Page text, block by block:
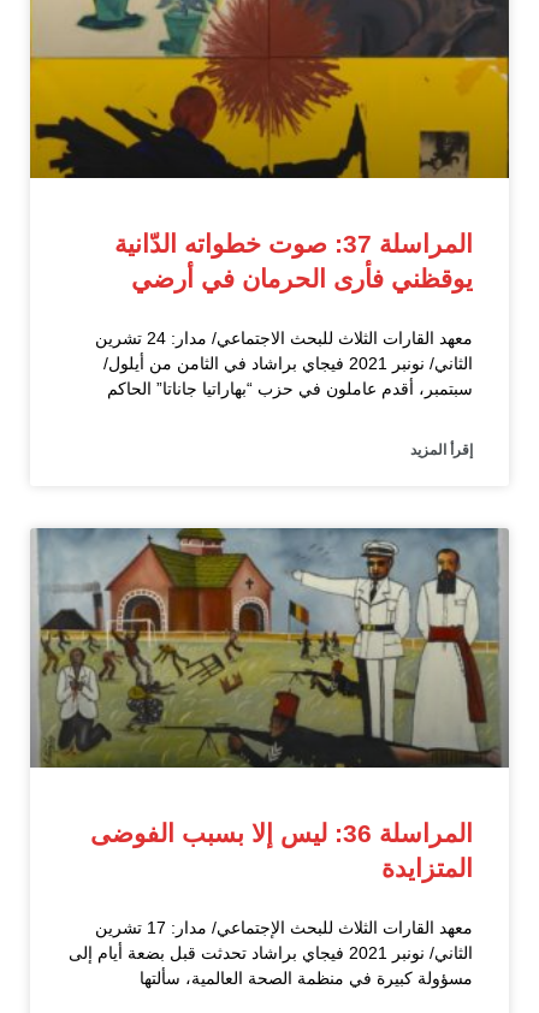
المراسلة 37: صوت خطواته الدّانية
يوقظني فأرى الحرمان في أرضي
معهد القارات الثلاث للبحث الاجتماعي/ مدار: 24 تشرين
الثاني/ نونبر 2021 فيجاي براشاد في الثامن من أيلول/
سبتمبر، أقدم عاملون في حزب “بهاراتيا جاناتا” الحاكم
إقرأ المزيد
المراسلة 36: ليس إلا بسبب الفوضى
المتزايدة
معهد القارات الثلاث للبحث الإجتماعي/ مدار: 17 تشرين
الثاني/ نونبر 2021 فيجاي براشاد تحدثت قبل بضعة أيام إلى
مسؤولة كبيرة في منظمة الصحة العالمية، سألتها